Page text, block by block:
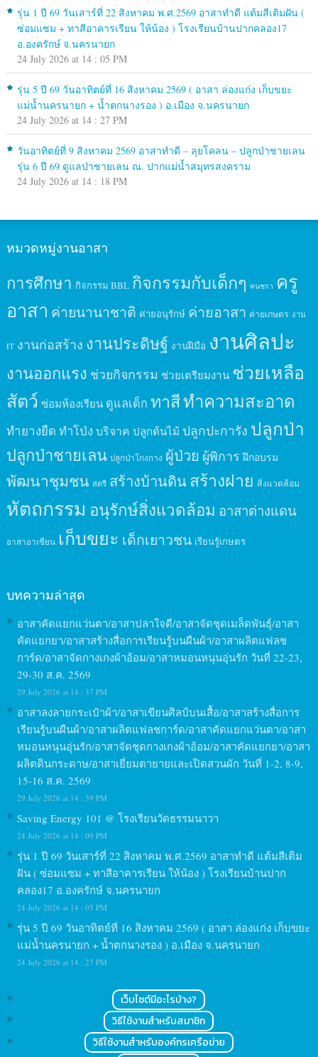
รุ่น 1 ปี 69 วันเสาร์ที่ 22 สิงหาคม พ.ศ.2569 อาสาทำดี แต้มสีเติมฝัน (
ซ่อมแซม + ทาสีอาคารเรียน ให้น้อง ) โรงเรียนบ้านปากคลอง17
อ.องครักษ์ จ.นครนายก
24 July 2026 at 14 : 05 PM
รุ่น 5 ปี 69 วันอาทิตย์ที่ 16 สิงหาคม 2569 ( อาสา ล่องแก่ง เก็บขยะ
แม่น้ำนครนายก + น้ำตกนางรอง ) อ.เมือง จ.นครนายก
24 July 2026 at 14 : 27 PM
วันอาทิตย์ที่ 9 สิงหาคม 2569 อาสาทำดี – ลุยโคลน – ปลูกป่าชายเลน
รุ่น 6 ปี 69 ดูแลป่าชายเลน ณ. ปากแม่น้ำสมุทรสงคราม
24 July 2026 at 14 : 18 PM
หมวดหมู่งานอาสา
การศึกษา กิจกรรม BBL กิจกรรมกับเด็กๆ คนชรา ครู
อาสา ค่ายนานาชาติ ค่ายอนุรักษ์ ค่ายอาสา ค่ายเกษตร งาน
IT งานก่อสร้าง งานประดิษฐ์ งานฝีมือ งานศิลปะ
งานออกแรง ช่วยกิจกรรม ช่วยเตรียมงาน ช่วยเหลือ
สัตว์ ซ่อมห้องเรียน ดูแลเด็ก ทาสีทำความสะอาด
ทำยางยืด ทำโป่ง บริจาค ปลูกต้นไม้ ปลูกปะการัง ปลูกป่า
ปลูกป่าชายเลน ปลูกป่าโกงกาง ผู้ป่วย ผู้พิการ ฝึกอบรม
พัฒนาชุมชน สตรี สร้างบ้านดินสร้างฝาย สิ่งแวดล้อม
หัตถกรรม อนุรักษ์สิ่งแวดล้อม อาสาต่างแดน
อาสาอาเซียน เก็บขยะ เด็กเยาวชน เรียนรู้เกษตร
บทความล่าสุด
อาสาคัดแยกแว่นตา/อาสาปลาใจดี/อาสาจัดชุดเมล็ดพันธุ์/อาสา
คัดแยกยา/อาสาสร้างสื่อการเรียนรู้บนผืนผ้า/อาสาผลิตแฟลช
การ์ด/อาสาจัดกางเกงผ้าอ้อม/อาสาหมอนหนุนอุ่นรัก วันที่ 22-23,
29-30 ส.ค. 2569
29 July 2026 at 14 : 37 PM
อาสาลงลายกระเป๋าผ้า/อาสาเขียนศิลป์บนเสื้อ/อาสาสร้างสื่อการ
เรียนรู้บนผืนผ้า/อาสาผลิตแฟลชการ์ด/อาสาคัดแยกแว่นตา/อาสา
หมอนหนุนอุ่นรัก/อาสาจัดชุดกางเกงผ้าอ้อม/อาสาคัดแยกยา/อาสา
ผลิตดินกระดาษ/อาสาเยี่ยมตายายและเปิดสวนผัก วันที่ 1-2, 8-9,
15-16 ส.ค. 2569
29 July 2026 at 14 : 39 PM
Saving Energy 101 @ โรงเรียนวัดธรรมนาวา
24 July 2026 at 14 : 09 PM
รุ่น 1 ปี 69 วันเสาร์ที่ 22 สิงหาคม พ.ศ.2569 อาสาทำดี แต้มสีเติม
ฝัน ( ซ่อมแซม + ทาสีอาคารเรียน ให้น้อง ) โรงเรียนบ้านปาก
คลอง17 อ.องครักษ์ จ.นครนายก
24 July 2026 at 14 : 05 PM
รุ่น 5 ปี 69 วันอาทิตย์ที่ 16 สิงหาคม 2569 ( อาสา ล่องแก่ง เก็บขยะ
แม่น้ำนครนายก + น้ำตกนางรอง ) อ.เมือง จ.นครนายก
24 July 2026 at 14 : 27 PM
เว็บไซต์มีอะไรบ้าง?
วิธีใช้งานสำหรับสมาชิก
วิธีใช้งานสำหรับองค์กรเครือข่าย